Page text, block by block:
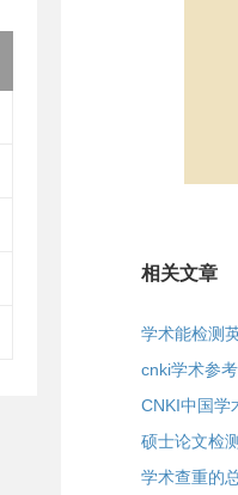
相关文章
学术能检测
cnki学术参
CNKI中国学
硕士论文检
学术查重的